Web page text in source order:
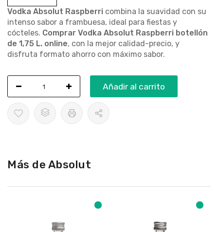
Vodka Absolut Raspberri combina la suavidad con su
intenso sabor a frambuesa, ideal para fiestas y
cócteles. Comprar Vodka Absolut Raspberri botellón
de 1,75 L. online, con la mejor calidad-precio, y
disfruta formato ahorro con máximo sabor.
Añadir al carrito
Más de Absolut